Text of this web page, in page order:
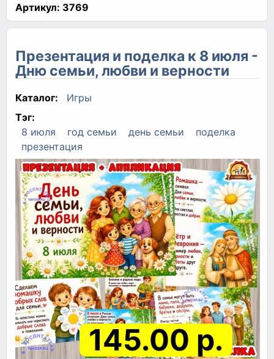
Артикул: 3769
Презентация и поделка к 8 июля -
Дню семьи, любви и верности
Каталог:
Игры
Тэг:
8 июля
год семьи день семьи
поделка
презентация
145.00 р.